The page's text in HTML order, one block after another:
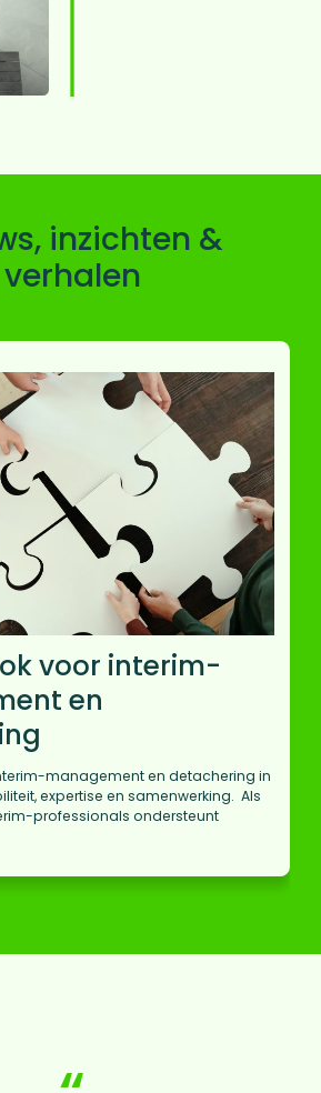
inzichten &
verhalen
voor interim-
en
management en detachering in
expertise en samenwerking. Als
professionals ondersteunt